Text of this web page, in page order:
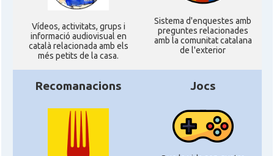
Ví­deos, activitats, grups i
informació audiovisual en
català relacionada amb els
més petits de la casa.
Sistema d'enquestes amb
preguntes relacionades
amb la comunitat catalana
de l'exterior
Recomanacions Jocs